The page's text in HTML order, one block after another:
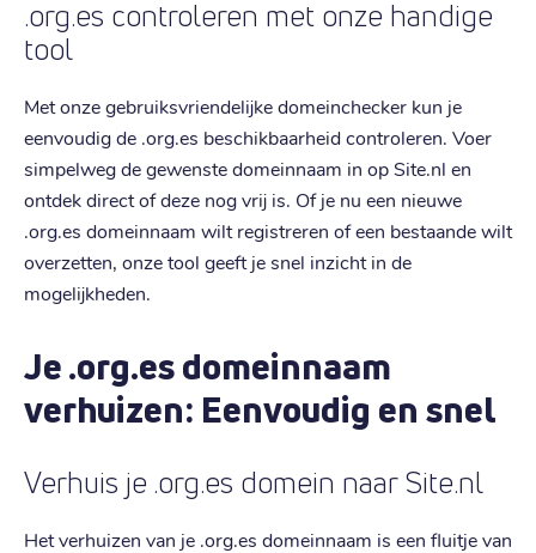
.org.es controleren met onze handige
tool
Met onze gebruiksvriendelijke domeinchecker kun je
eenvoudig de .org.es beschikbaarheid controleren. Voer
simpelweg de gewenste domeinnaam in op Site.nl en
ontdek direct of deze nog vrij is. Of je nu een nieuwe
.org.es domeinnaam wilt registreren of een bestaande wilt
overzetten, onze tool geeft je snel inzicht in de
mogelijkheden.
Je .org.es domeinnaam
verhuizen: Eenvoudig en snel
Verhuis je .org.es domein naar Site.nl
Het verhuizen van je .org.es domeinnaam is een fluitje van